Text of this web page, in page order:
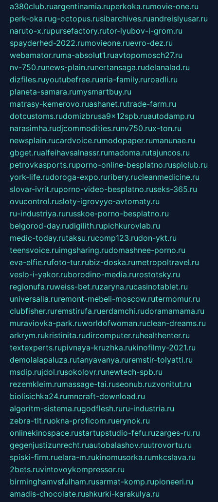
a380club.ruargentinamia.ruperkoka.rumovie-one.ru
perk-oka.rug-octopus.rusibarchives.ruandreislyusar.ru
naruto-x.rupursefactory.rutor-lyubov-i-grom.ru
spayderhed-2022.rumovieone.ruevro-dez.ru
webamator.ruma-absolut1.ruavtopomosch27.ru
nv-750.runews-plain.runertansaga.rudelanalad.ru
dizfiles.ruyoutubefree.ruaria-family.ruroadli.ru
planeta-samara.rumysmartbuy.ru
matrasy-kemerovo.ruashanet.rutrade-farm.ru
dotcustoms.rudomizbrusa9x12spb.ruautodamp.ru
narasimha.rudjcommodities.runv750.rux-ton.ru
newsplain.rucardvoice.rumodopaper.rumanunae.ru
gbget.rualfeihavsalnassr.rumadoma.rutajuncos.ru
petrovkasports.ruporno-online-besplatno.rusplclub.ru
york-life.rudoroga-expo.ruribery.rucleanmedicine.ru
slovar-ivrit.ruporno-video-besplatno.ruseks-365.ru
ovucontrol.rusloty-igrovyye-avtomaty.ru
ru-industriya.rurusskoe-porno-besplatno.ru
belgorod-day.rudigilith.rupichkurovlab.ru
medic-today.rutaksu.rucomp123.rudon-ykt.ru
teensvoice.ruimgsharing.rudomashnee-porno.ru
eva-elfie.rufoto-tur.rubiz-doska.rumetropoltravel.ru
veslo-i-yakor.ruborodino-media.rurostotsky.ru
regionufa.ruweiss-bet.ruzaryna.rucasinotablet.ru
universalia.ruremont-mebeli-moscow.rutermomur.ru
clubfisher.ruremstirufa.ruerdamchi.rudoramamama.ru
muraviovka-park.ruworldofwoman.ruclean-dreams.ru
arkrym.rukristinita.rudircomputer.ruhealthenter.ru
textexperts.rupivnaya-kruzhka.rukinofilmy-2021.ru
demolalapaluza.rutanyavanya.ruremstir-tolyatti.ru
msdip.rujdol.rusokolovr.runewtech-spb.ru
rezemkleim.rumassage-tai.ruseonub.ruzvonitut.ru
biolisichka24.rumncraft-download.ru
algoritm-sistema.rugodflesh.ruru-industria.ru
zebra-tlt.ruokna-proficom.ruerynok.ru
onlinekinospace.rustartupstudio-fefu.ruzarges-ru.ru
gegenjustizunrecht.ruautobalashov.ruutrovortu.ru
spiski-firm.ruelara-m.rukinomusorka.rumkcslava.ru
2bets.ruvintovoykompressor.ru
birminghamvsfulham.rusarmat-komp.rupioneeri.ru
amadis-chocolate.rushkurki-karakulya.ru